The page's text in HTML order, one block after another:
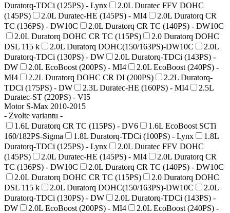
Duratorq-TDCi (125PS) - Lynx
2.0L Duratec FFV DOHC
(145PS)
2.0L Duratec-HE (145PS) - MI4
2.0L Duratorq CR
TC (136PS) - DW10C
2.0L Duratorq CR TC (140PS) - DW10C
2.0L Duratorq DOHC CR TC (115PS)
2.0 Duratorq DOHC
DSL 115 k
2.0L Duratorq DOHC(150/163PS)-DW10C
2.0L
Duratorq-TDCi (130PS) - DW
2.0L Duratorq-TDCi (143PS) -
DW
2.0L EcoBoost (200PS) - MI4
2.0L EcoBoost (240PS) -
MI4
2.2L Duratorq DOHC CR DI (200PS)
2.2L Duratorq-
TDCi (175PS) - DW
2.3L Duratec-HE (160PS) - MI4
2.5L
Duratec-ST (220PS) - VI5
Motor S-Max 2010-2015
- Zvolte variantu -
1.6L Duratorq CR TC (115PS) - DV6
1.6L EcoBoost SCTi
160/182PS-Sigma
1.8L Duratorq-TDCi (100PS) - Lynx
1.8L
Duratorq-TDCi (125PS) - Lynx
2.0L Duratec FFV DOHC
(145PS)
2.0L Duratec-HE (145PS) - MI4
2.0L Duratorq CR
TC (136PS) - DW10C
2.0L Duratorq CR TC (140PS) - DW10C
2.0L Duratorq DOHC CR TC (115PS)
2.0 Duratorq DOHC
DSL 115 k
2.0L Duratorq DOHC(150/163PS)-DW10C
2.0L
Duratorq-TDCi (130PS) - DW
2.0L Duratorq-TDCi (143PS) -
DW
2.0L EcoBoost (200PS) - MI4
2.0L EcoBoost (240PS) -